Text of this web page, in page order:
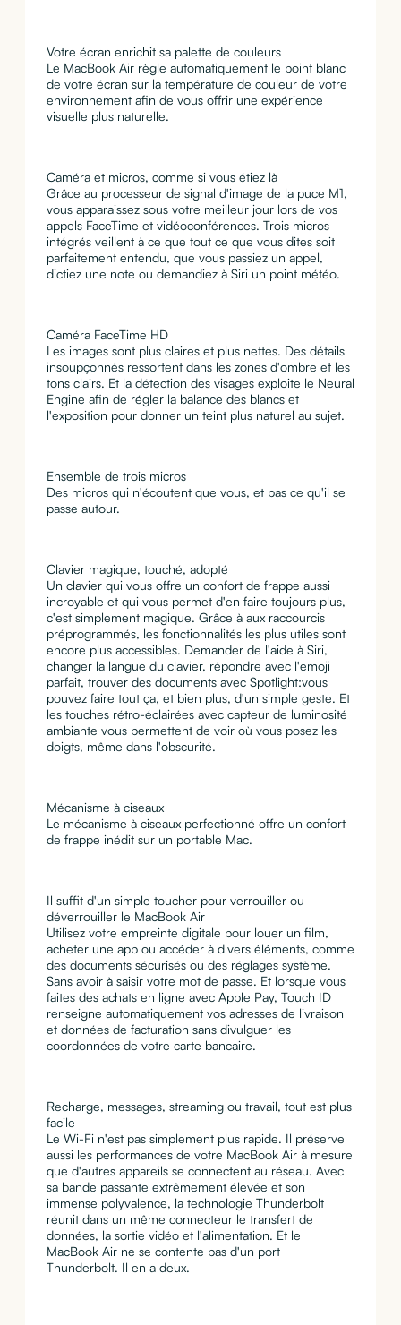
Votre écran enrichit sa palette de couleurs
Le MacBook Air règle automatiquement le point blanc
de votre écran sur la température de couleur de votre
environ­nement afin de vous offrir une expérience
visuelle plus naturelle.
Caméra et micros, comme si vous étiez là
Grâce au processeur de signal d'image de la puce M1,
vous apparaissez sous votre meilleur jour lors de vos
appels FaceTime et vidéoconférences. Trois micros
intégrés veillent à ce que tout ce que vous dites soit
parfaitement entendu, que vous passiez un appel,
dictiez une note ou demandiez à Siri un point météo.
Caméra FaceTime HD
Les images sont plus claires et plus nettes. Des détails
insoupçonnés ressortent dans les zones d'ombre et les
tons clairs. Et la détection des visages exploite le Neural
Engine afin de régler la balance des blancs et
l'exposition pour donner un teint plus naturel au sujet.
Ensemble de trois micros
Des micros qui n'écoutent que vous, et pas ce qu'il se
passe autour.
Clavier magique, touché, adopté
Un clavier qui vous offre un confort de frappe aussi
incroyable et qui vous permet d'en faire toujours plus,
c'est simplement magique. Grâce à aux raccourcis
préprogrammés, les fonctionnalités les plus utiles sont
encore plus accessibles. Demander de l'aide à Siri,
changer la langue du clavier, répondre avec l'emoji
parfait, trouver des documents avec Spotlight:vous
pouvez faire tout ça, et bien plus, d'un simple geste. Et
les touches rétro-éclairées avec capteur de luminosité
ambiante vous permettent de voir où vous posez les
doigts, même dans l'obscurité.
Mécanisme à ciseaux
Le mécanisme à ciseaux perfectionné offre un confort
de frappe inédit sur un portable Mac.
Il suffit d'un simple toucher pour verrouiller ou
déverrouiller le MacBook Air
Utilisez votre empreinte digitale pour louer un film,
acheter une app ou accéder à divers éléments, comme
des documents sécurisés ou des réglages système.
Sans avoir à saisir votre mot de passe. Et lorsque vous
faites des achats en ligne avec Apple Pay, Touch ID
renseigne automatiquement vos adresses de livraison
et données de facturation sans divulguer les
coordonnées de votre carte bancaire.
Recharge, messages, streaming ou travail, tout est plus
facile
Le Wi-Fi n'est pas simplement plus rapide. Il préserve
aussi les performances de votre MacBook Air à mesure
que d'autres appareils se connectent au réseau. Avec
sa bande passante extrêmement élevée et son
immense polyvalence, la technologie Thunderbolt
réunit dans un même connecteur le transfert de
données, la sortie vidéo et l'alimentation. Et le
MacBook Air ne se contente pas d'un port
Thunderbolt. Il en a deux.